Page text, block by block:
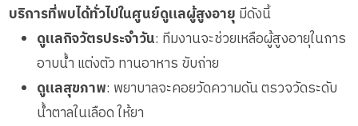
บริการที่พบได้ทั่วไปในศูนย์ดูแลผู้สูงอายุ มีดังนี้
ดูแลกิจวัตรประจำวัน: ทีมงานจะช่วยเหลือผู้สูงอายุในการ
อาบน้ำ แต่งตัว ทานอาหาร ขับถ่าย
ดูแลสุขภาพ: พยาบาลจะคอยวัดความดัน ตรวจวัดระดับ
น้ำตาลในเลือด ให้ยา